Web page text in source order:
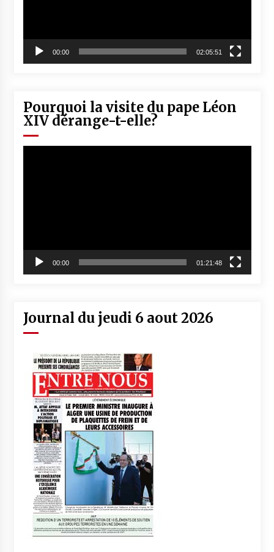
00:00 02:05:51
Pourquoi la visite du pape Léon
XIV dérange-t-elle?
00:00 01:21:48
Journal du jeudi 6 aout 2026